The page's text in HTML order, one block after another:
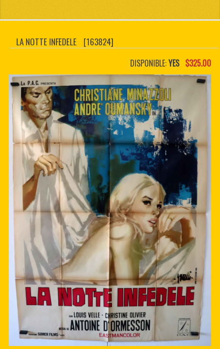
MON COPTE
CONTACTER
LA NOTTE INFEDELE [163824]
DISPONIBLE:YES $325.00